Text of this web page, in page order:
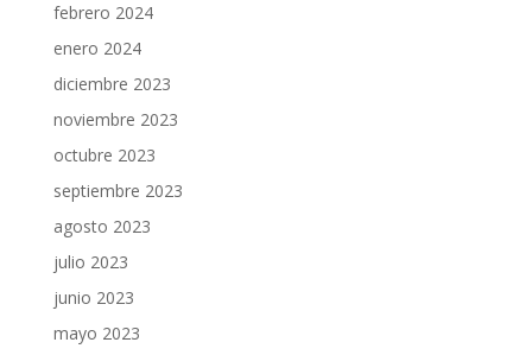
febrero 2024
enero 2024
diciembre 2023
noviembre 2023
octubre 2023
septiembre 2023
agosto 2023
julio 2023
junio 2023
mayo 2023